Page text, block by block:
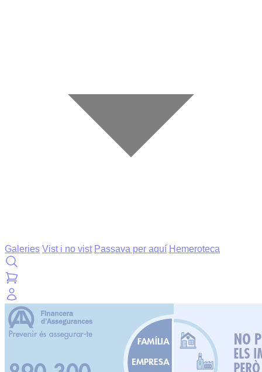
Galeries Vist i no vist Passava per aquí Hemeroteca